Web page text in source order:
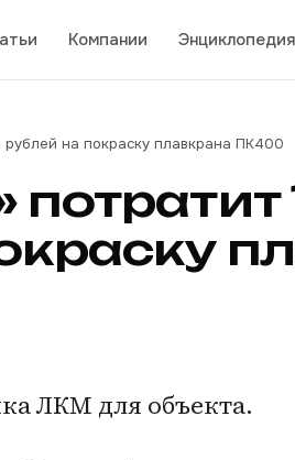
Компании Энциклопедия
рублей на покраску плавкрана ПК400
потратит
ЛКМ для объекта.